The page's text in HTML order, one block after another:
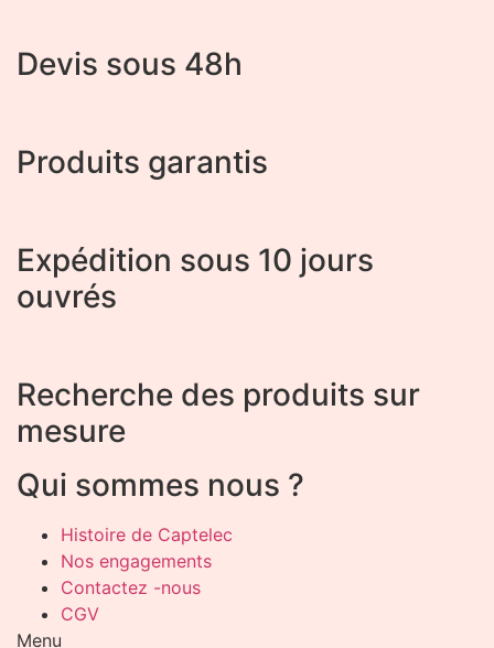
Devis sous 48h
Produits garantis
Expédition sous 10 jours
ouvrés
Recherche des produits sur
mesure
Qui sommes nous ?
Histoire de Captelec
Nos engagements
Contactez -nous
CGV
Menu